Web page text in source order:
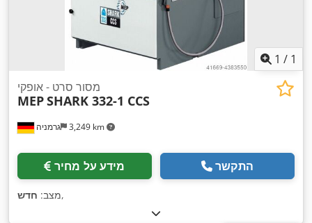
1 / 1
גרמניה 3,249 km
מסור סרט - אופקי
MEPSHARK 332-1 CCS
מידע על מחיר התקשר
מצב: חדש ,